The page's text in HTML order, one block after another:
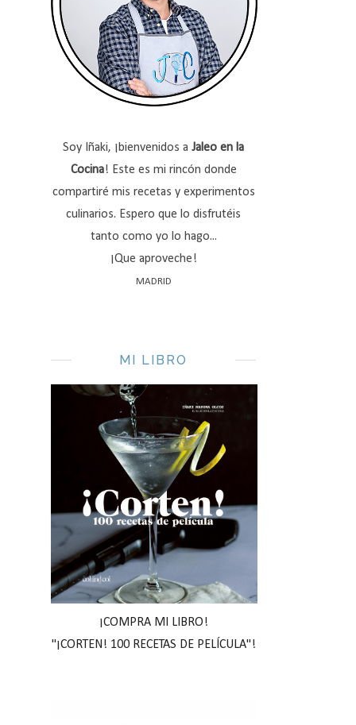
Soy Iñaki, ¡bienvenidos a Jaleo en la
Cocina! Este es mi rincón donde
compartiré mis recetas y experimentos
culinarios. Espero que lo disfrutéis
tanto como yo lo hago...
¡Que aproveche!
MADRID
MI LIBRO
¡COMPRA MI LIBRO!
"¡CORTEN! 100 RECETAS DE PELÍCULA"!